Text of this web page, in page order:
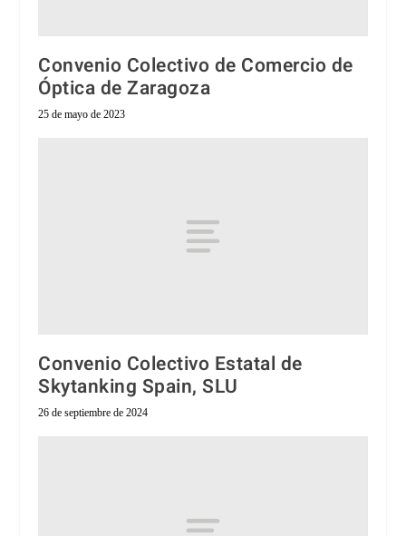
Convenio Colectivo de Comercio de
Óptica de Zaragoza
25 de mayo de 2023
Convenio Colectivo Estatal de
Skytanking Spain, SLU
26 de septiembre de 2024